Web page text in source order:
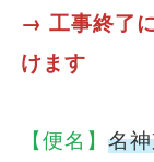
→ 工事終了
けます
【便名】 名